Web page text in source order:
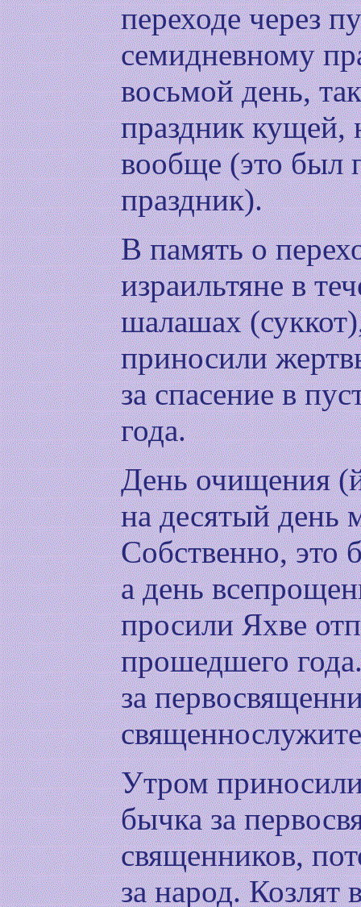
переходе через
семидневному
восьмой день,
праздник кущей,
вообще (это был
праздник).
В память о
израильтяне в
шалашах
приносили
за спасение в
года.
День очищения
на десятый день
Собственно, это
а день
просили Яхве
прошедшего
за
Утром
бычка за
священников,
за народ.